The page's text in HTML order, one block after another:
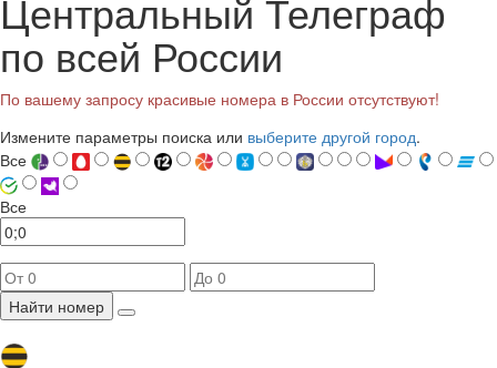
Центральный Телеграф
по всей России
По вашему запросу красивые номера в России отсутствуют!
Измените параметры поиска или выберите другой город.
Все
Все
Найти номер